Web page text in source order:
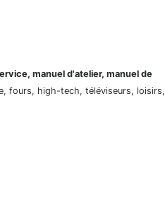
manuel d'atelier, manuel de
fours, high-tech, téléviseurs, loisirs,